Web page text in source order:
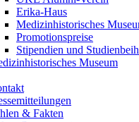
Erika-Haus
Medizinhistorisches
Promotionspreise
Stipendien und
Museum
& Fakten